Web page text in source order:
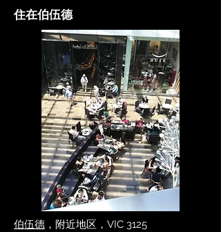
住在伯伍德
伯伍德 ，附近地区，VIC 3125